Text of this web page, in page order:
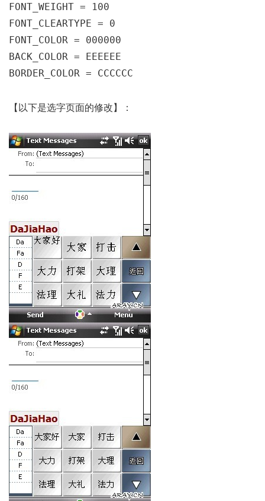
FONT_WEIGHT = 100
FONT_CLEARTYPE = 0
FONT_COLOR = 000000
BACK_COLOR = EEEEEE
BORDER_COLOR = CCCCCC
【以下是选字页面的修改】：